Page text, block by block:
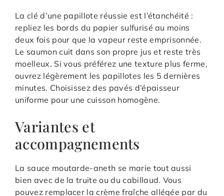
La clé d’une papillote réussie est l’étanchéité :
repliez les bords du papier sulfurisé au moins
deux fois pour que la vapeur reste emprisonnée.
Le saumon cuit dans son propre jus et reste très
moelleux. Si vous préférez une texture plus ferme,
ouvrez légèrement les papillotes les 5 dernières
minutes. Choisissez des pavés d’épaisseur
uniforme pour une cuisson homogène.
Variantes et
accompagnements
La sauce moutarde-aneth se marie tout aussi
bien avec de la truite ou du cabillaud. Vous
pouvez remplacer la crème fraîche allégée par du